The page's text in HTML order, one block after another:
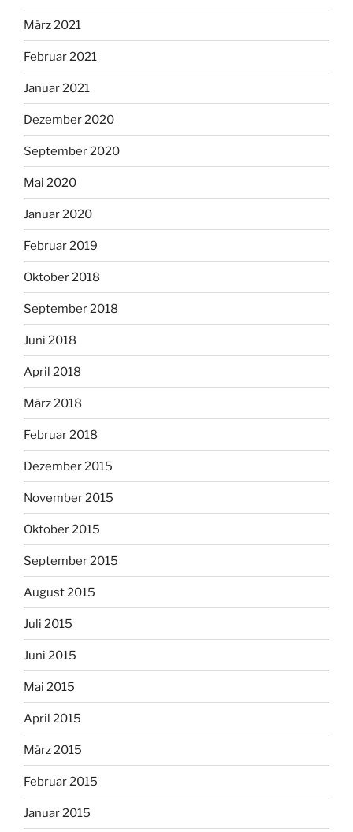
März 2021
Februar 2021
Januar 2021
Dezember 2020
September 2020
Mai 2020
Januar 2020
Februar 2019
Oktober 2018
September 2018
Juni 2018
April 2018
März 2018
Februar 2018
Dezember 2015
November 2015
Oktober 2015
September 2015
August 2015
Juli 2015
Juni 2015
Mai 2015
April 2015
März 2015
Februar 2015
Januar 2015